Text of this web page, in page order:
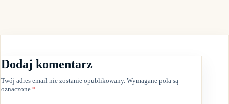
Dodaj komentarz
Twój adres email nie zostanie opublikowany. Wymagane pola są
oznaczone *